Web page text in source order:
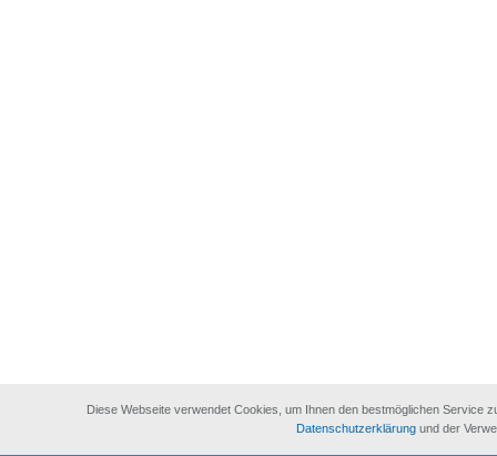
Diese Webseite verwendet Cookies, um Ihnen den bestmöglichen Service
Datenschutzerklärung und der